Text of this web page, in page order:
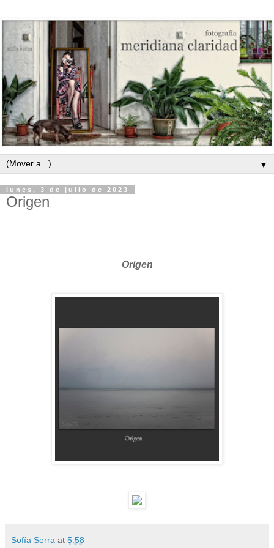
▼
lunes, 3 de julio de 2023
Origen
Origen
Sofía Serra at 5:58